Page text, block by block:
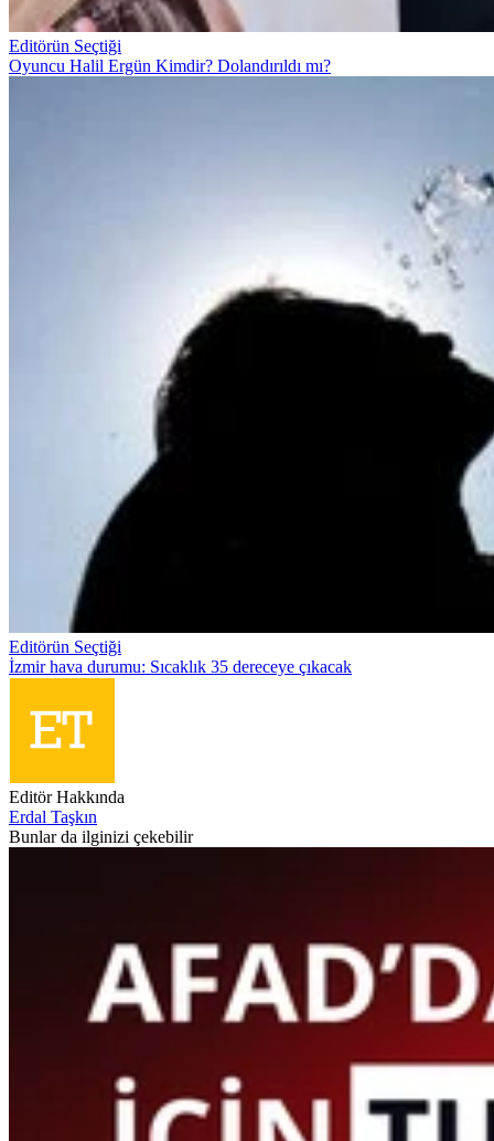
Editörün Seçtiği
Oyuncu Halil Ergün Kimdir? Dolandırıldı mı?
Editörün Seçtiği
İzmir hava durumu: Sıcaklık 35 dereceye çıkacak
Editör Hakkında
Erdal Taşkın
Bunlar da ilginizi çekebilir